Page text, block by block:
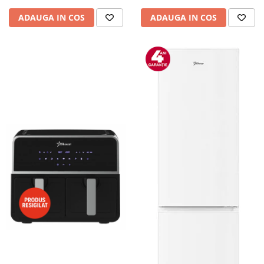
Camere auto
Baterii
Console & Jocuri
Accesorii console & PC
Birouri gaming
Console Hardware
Ochelari VR Gaming
Scaune gaming
Console Jocuri
ADAUGA IN COS ADAUGA IN COS